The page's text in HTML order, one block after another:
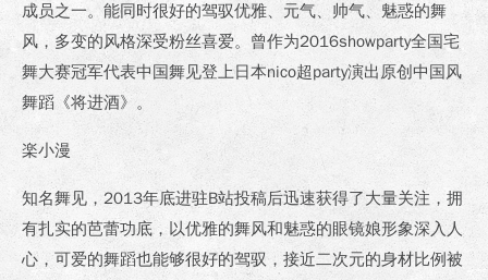
成员之一。能同时很好的驾驭优雅、元气、帅气、魅惑的舞
风，多变的风格深受粉丝喜爱。曾作为2016showparty全国宅
舞大赛冠军代表中国舞见登上日本nico超party演出原创中国风
舞蹈《将进酒》。
楽小漫
知名舞见，2013年底进驻B站投稿后迅速获得了大量关注，拥
有扎实的芭蕾功底，以优雅的舞风和魅惑的眼镜娘形象深入人
心，可爱的舞蹈也能够很好的驾驭，接近二次元的身材比例被